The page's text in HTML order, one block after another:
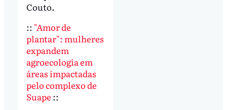
Couto.
:: "Amor de
plantar": mulheres
expandem
agroecologia em
áreas impactadas
pelo complexo de
Suape ::